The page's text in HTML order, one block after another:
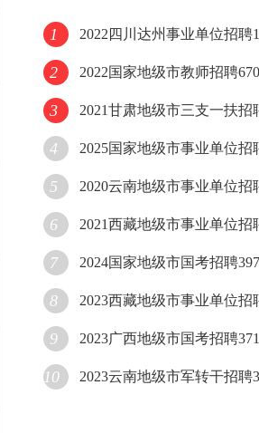
1 2022四川达州事业单位招聘
2 2022国家地级市教师招聘
3
4
5
6
7 2024国家地级市国考招聘
8
9 2023广西地级市国考招聘
10 2023云南地级市军转干招聘